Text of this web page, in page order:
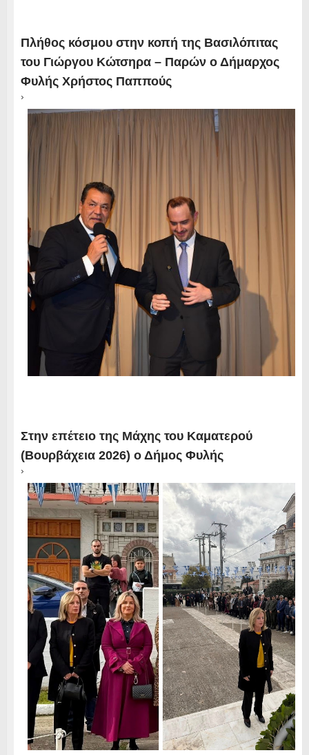
Πλήθος κόσμου στην κοπή της Βασιλόπιτας
του Γιώργου Κώτσηρα – Παρών ο Δήμαρχος
Φυλής Χρήστος Παππούς
›
Στην επέτειο της Μάχης του Καματερού
(Βουρβάχεια 2026) ο Δήμος Φυλής
›